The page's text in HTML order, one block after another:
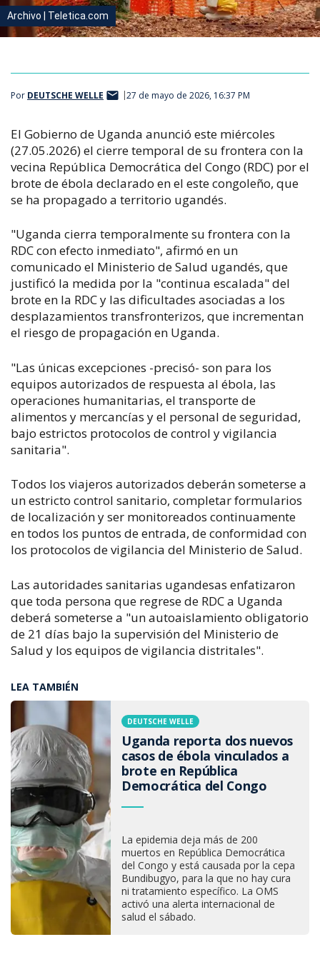
Archivo | Teletica.com
Por DEUTSCHE WELLE 27 de mayo de 2026, 16:37 PM
El Gobierno de Uganda anunció este miércoles
(27.05.2026) el cierre temporal de su frontera con la
vecina República Democrática del Congo (RDC) por el
brote de ébola declarado en el este congoleño, que
se ha propagado a territorio ugandés.
"Uganda cierra temporalmente su frontera con la
RDC con efecto inmediato", afirmó en un
comunicado el Ministerio de Salud ugandés, que
justificó la medida por la "continua escalada" del
brote en la RDC y las dificultades asociadas a los
desplazamientos transfronterizos, que incrementan
el riesgo de propagación en Uganda.
"Las únicas excepciones -precisó- son para los
equipos autorizados de respuesta al ébola, las
operaciones humanitarias, el transporte de
alimentos y mercancías y el personal de seguridad,
bajo estrictos protocolos de control y vigilancia
sanitaria".
Todos los viajeros autorizados deberán someterse a
un estricto control sanitario, completar formularios
de localización y ser monitoreados continuamente
en todos los puntos de entrada, de conformidad con
los protocolos de vigilancia del Ministerio de Salud.
Las autoridades sanitarias ugandesas enfatizaron
que toda persona que regrese de RDC a Uganda
deberá someterse a "un autoaislamiento obligatorio
de 21 días bajo la supervisión del Ministerio de
Salud y los equipos de vigilancia distritales".
LEA TAMBIÉN
DEUTSCHE WELLE
Uganda reporta dos nuevos
casos de ébola vinculados a
brote en República
Democrática del Congo
La epidemia deja más de 200
muertos en República Democrática
del Congo y está causada por la cepa
Bundibugyo, para la que no hay cura
ni tratamiento específico. La OMS
activó una alerta internacional de
salud el sábado.